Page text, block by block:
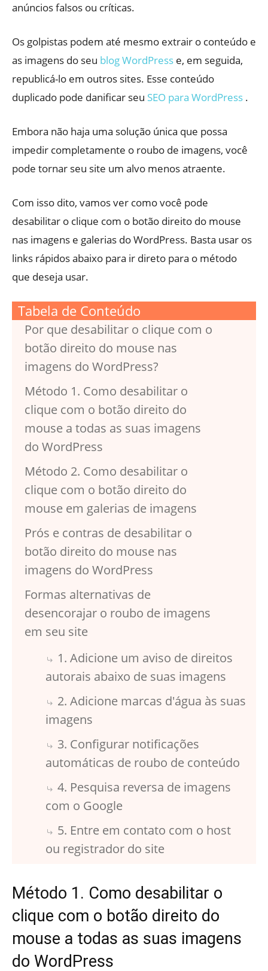
anúncios falsos ou críticas.
Os golpistas podem até mesmo extrair o conteúdo e
as imagens do seu blog WordPress e, em seguida,
republicá-lo em outros sites. Esse conteúdo
duplicado pode danificar seu SEO para WordPress .
Embora não haja uma solução única que possa
impedir completamente o roubo de imagens, você
pode tornar seu site um alvo menos atraente.
Com isso dito, vamos ver como você pode
desabilitar o clique com o botão direito do mouse
nas imagens e galerias do WordPress. Basta usar os
links rápidos abaixo para ir direto para o método
que deseja usar.
Tabela de Conteúdo
Por que desabilitar o clique com o
botão direito do mouse nas
imagens do WordPress?
Método 1. Como desabilitar o
clique com o botão direito do
mouse a todas as suas imagens
do WordPress
Método 2. Como desabilitar o
clique com o botão direito do
mouse em galerias de imagens
Prós e contras de desabilitar o
botão direito do mouse nas
imagens do WordPress
Formas alternativas de
desencorajar o roubo de imagens
em seu site
1. Adicione um aviso de direitos
autorais abaixo de suas imagens
2. Adicione marcas d'água às suas
imagens
3. Configurar notificações
automáticas de roubo de conteúdo
4. Pesquisa reversa de imagens
com o Google
5. Entre em contato com o host
ou registrador do site
Método 1. Como desabilitar o
clique com o botão direito do
mouse a todas as suas imagens
do WordPress